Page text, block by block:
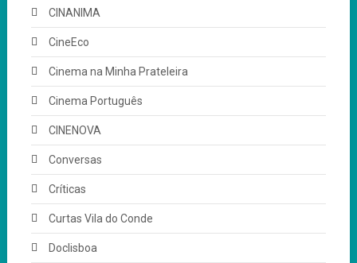
CINANIMA
CineEco
Cinema na Minha Prateleira
Cinema Português
CINENOVA
Conversas
Críticas
Curtas Vila do Conde
Doclisboa